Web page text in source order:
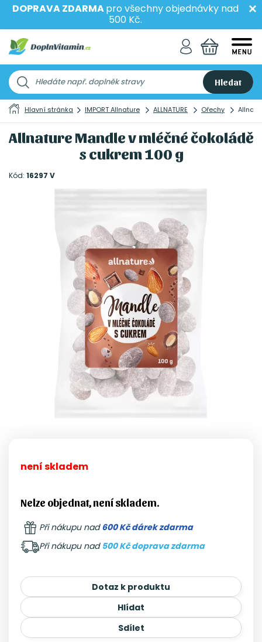
DOPRAVA ZDARMApro všechny objednávky nad
500 Kč.
Hledat
Hlavní stránka IMPORT Allnature ALLNATURE Ořechy
Allnature Mandle v mléčné čokoládě
s cukrem 100 g
Kód: 16297 V
není skladem
Nelze objednat, není skladem.
Při nákupu nad600 Kč dárek zdarma
Při nákupu nad 500 Kč doprava zdarma
Dotaz k produktu
Hlídat
Sdílet